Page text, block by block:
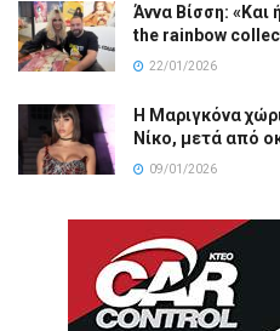
Άννα Βίσση:
the rainbow
22/01/2026
Η Μαριγκόνα
Νίκο, μετά από
09/01/2026